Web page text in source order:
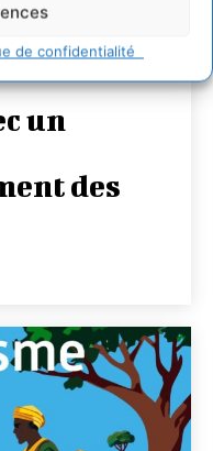
de confidentialité
un
des